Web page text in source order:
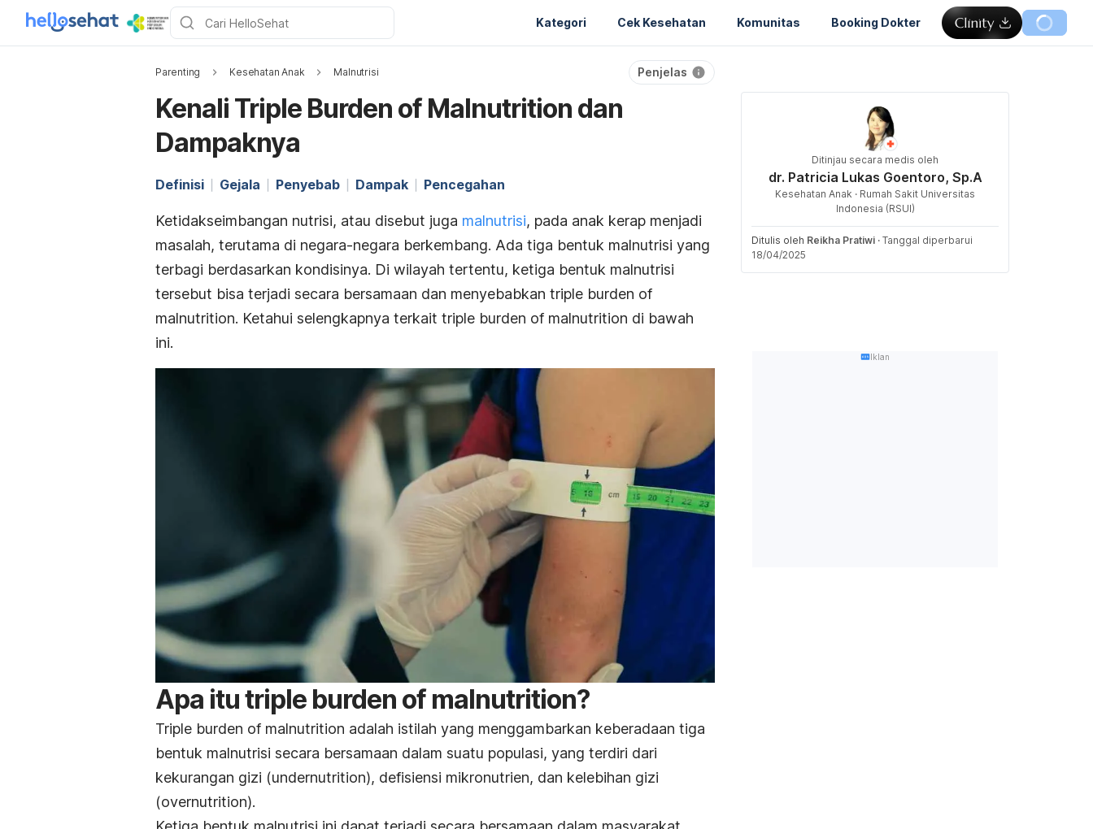
Kategori Cek Kesehatan Komunitas Booking Dokter
Parenting Kesehatan Anak Malnutrisi Penjelas
Kenali Triple Burden of Malnutrition dan
Dampaknya
Definisi Gejala Penyebab Dampak Pencegahan
Ketidakseimbangan nutrisi, atau disebut juga malnutrisi, pada anak kerap menjadi
masalah, terutama di negara-negara berkembang. Ada tiga bentuk malnutrisi yang
terbagi berdasarkan kondisinya. Di wilayah tertentu, ketiga bentuk malnutrisi
tersebut bisa terjadi secara bersamaan dan menyebabkan triple burden of
malnutrition. Ketahui selengkapnya terkait triple burden of malnutrition di bawah
ini.
Apa itutriple burden of malnutrition?
Triple burden of malnutrition adalah istilah yang menggambarkan keberadaan tiga
bentuk malnutrisi secara bersamaan dalam suatu populasi, yang terdiri dari
kekurangan gizi (undernutrition), defisiensi mikronutrien, dan kelebihan gizi
(overnutrition).
Ditinjau secara medis oleh
dr. Patricia Lukas Goentoro, Sp.A
Kesehatan Anak · Rumah Sakit Universitas
Indonesia (RSUI)
Ditulis oleh Reikha Pratiwi · Tanggal diperbarui
18/04/2025
Iklan